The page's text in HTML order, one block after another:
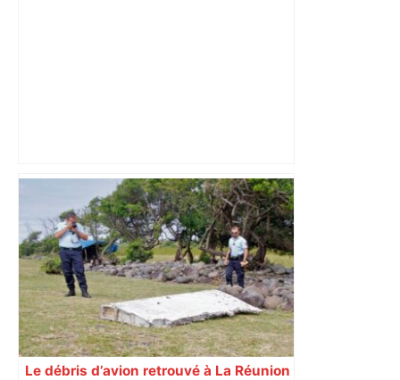
Des bouchons sur plusieurs axes de
circulation à Toulouse : quelles sont les
zones à éviter ce lundi matin –
ladepeche.fr
Le débris d’avion retrouvé à La Réunion